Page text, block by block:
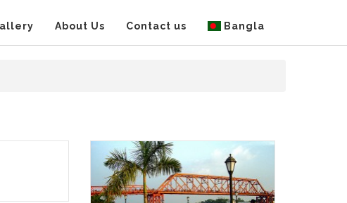
About Us Contact us Bangla